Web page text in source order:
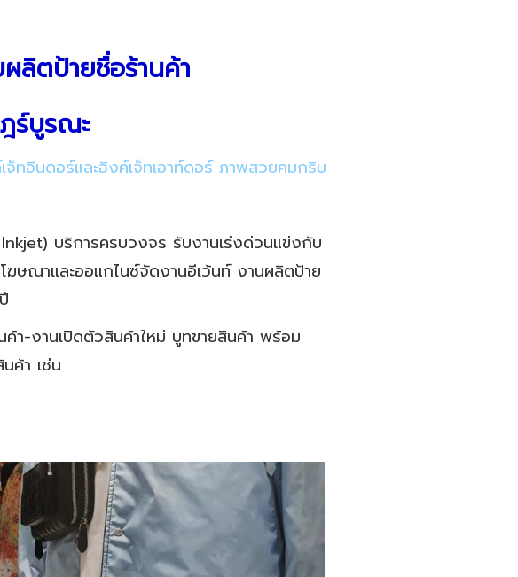
ลิตป้ายชื่อร้านค้า
ร์บูรณะ
ทอินดอร์และอิงค์เจ็ทเอาท์ดอร์ ภาพสวยคมกริบ
บริการครบวงจร รับงานเร่งด่วนแข่งกับ
ษณาและออแกไนซ์จัดงานอีเว้นท์ งานผลิตป้าย
า-งานเปิดตัวสินค้าใหม่ บูทขายสินค้า พร้อม
ค้า เช่น